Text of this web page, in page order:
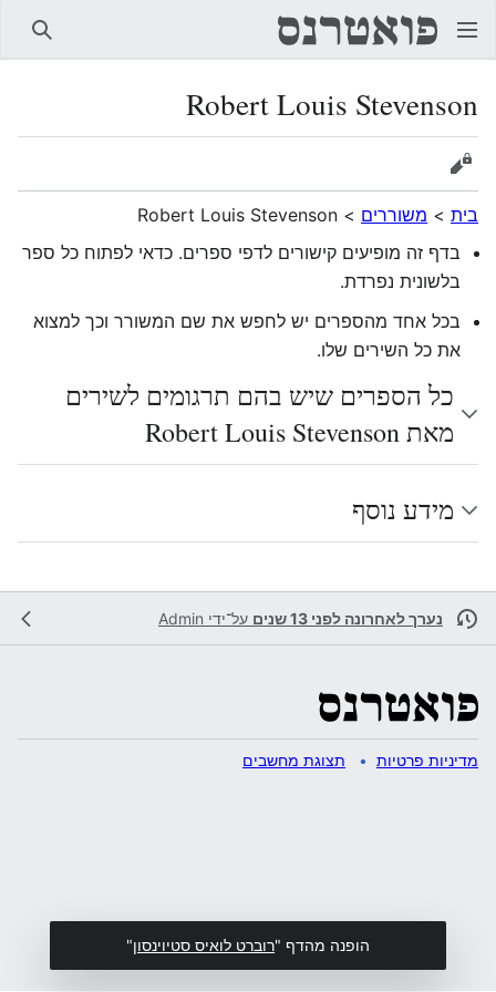
Robert Louis Stevenson
הצגת מקור
בית > משוררים >
Robert Louis Stevenson
בדף זה מופיעים קישורים לדפי ספרים. כדאי לפתוח כל ספר
בלשונית נפרדת.
בכל אחד מהספרים יש לחפש את שם המשורר וכך למצוא
את כל השירים שלו.
כל הספרים שיש בהם תרגומים לשירים
מאת Robert Louis Stevenson
מידע נוסף
נערך לאחרונה לפני 13 שנים על־ידי Admin
מדיניות פרטיות תצוגת מחשבים
הופנה מהדף "רוברט לואיס סטיוינסון"